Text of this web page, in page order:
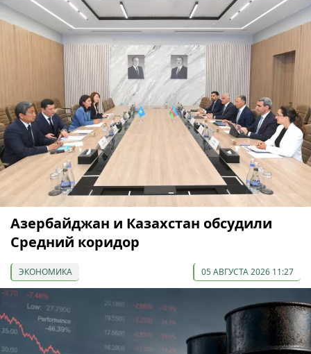
Азербайджан и Казахстан обсудили
Средний коридор
ЭКОНОМИКА 05 АВГУСТА 2026 11:27